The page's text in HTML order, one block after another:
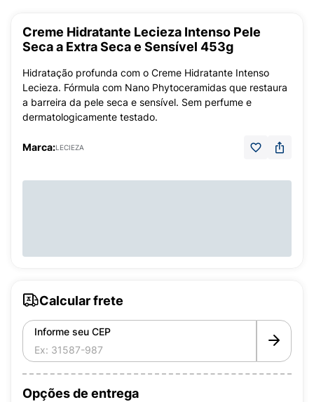
Creme Hidratante Lecieza Intenso Pele
Seca a Extra Seca e Sensível 453g
Hidratação profunda com o Creme Hidratante Intenso
Lecieza. Fórmula com Nano Phytoceramidas que restaura
a barreira da pele seca e sensível. Sem perfume e
dermatologicamente testado.
Marca:LECIEZA
Calcular frete
Informe seu CEP
Opções de entrega